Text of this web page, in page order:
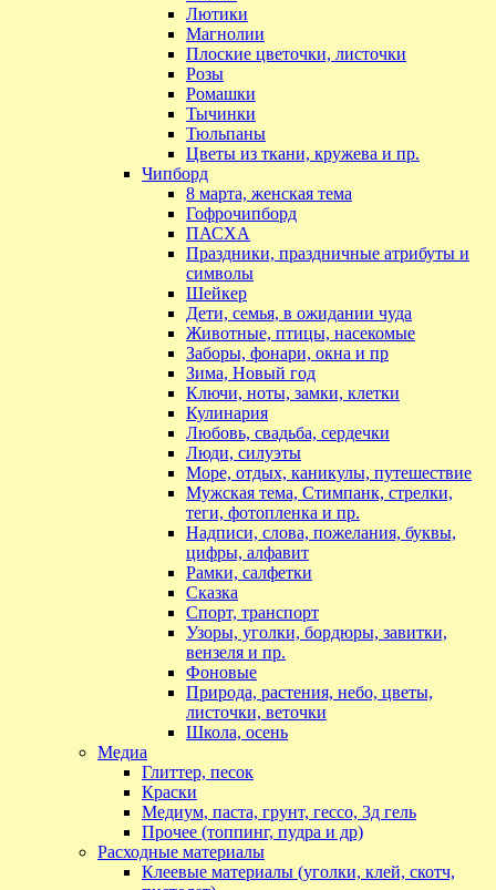
Лютики
Магнолии
Плоские цветочки, листочки
Розы
Ромашки
Тычинки
Тюльпаны
Цветы из ткани, кружева и пр.
Чипборд
8 марта, женская тема
Гофрочипборд
ПАСХА
Праздники, праздничные атрибуты и
символы
Шейкер
Дети, семья, в ожидании чуда
Животные, птицы, насекомые
Заборы, фонари, окна и пр
Зима, Новый год
Ключи, ноты, замки, клетки
Кулинария
Любовь, свадьба, сердечки
Люди, силуэты
Море, отдых, каникулы, путешествие
Мужская тема, Стимпанк, стрелки,
теги, фотопленка и пр.
Надписи, слова, пожелания, буквы,
цифры, алфавит
Рамки, салфетки
Сказка
Спорт, транспорт
Узоры, уголки, бордюры, завитки,
вензеля и пр.
Фоновые
Природа, растения, небо, цветы,
листочки, веточки
Школа, осень
Медиа
Глиттер, песок
Краски
Медиум, паста, грунт, гессо, 3д гель
Прочее (топпинг, пудра и др)
Расходные материалы
Клеевые материалы (уголки, клей, скотч,